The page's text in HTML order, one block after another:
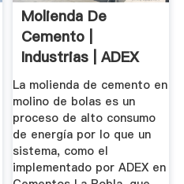
Molienda De
Cemento |
Industrias | ADEX
La molienda de cemento en
molino de bolas es un
proceso de alto consumo
de energía por lo que un
sistema, como el
implementado por ADEX en